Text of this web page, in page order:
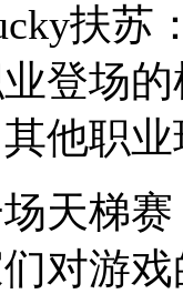
扶苏：
登场
他职
梯赛
对游